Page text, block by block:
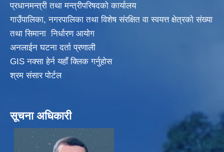
प्रधानमन्त्री तथा मन्त्रीपरिषदकाे कार्यालय
गाउँपालिका, नगरपालिका तथा विशेष संरक्षित वा स्वयत्त क्षेत्रकाे संख्या
तथा सिमाना निर्धारण आयाेग
अनलाईन घटना दर्ता प्रणाली
GIS नक्सा हेर्न यहाँ क्लिक गर्नुहाेस
श्रम संसार पोर्टल
सूचना अधिकारी